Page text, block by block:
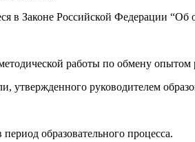
в Законе Российской Федерации “Об
работы по обмену
утвержденного руководителем
образовательного процесса.